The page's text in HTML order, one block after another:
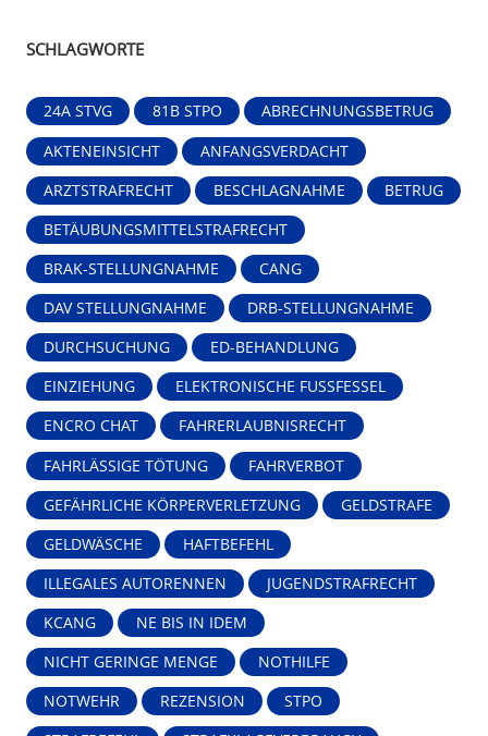
SCHLAGWORTE
24A STVG 81B STPO ABRECHNUNGSBETRUG
AKTENEINSICHT ANFANGSVERDACHT
ARZTSTRAFRECHT BESCHLAGNAHME BETRUG
BETÄUBUNGSMITTELSTRAFRECHT
BRAK-STELLUNGNAHME CANG
DAV STELLUNGNAHME DRB-STELLUNGNAHME
DURCHSUCHUNG ED-BEHANDLUNG
EINZIEHUNG ELEKTRONISCHE FUSSFESSEL
ENCRO CHAT FAHRERLAUBNISRECHT
FAHRLÄSSIGE TÖTUNG FAHRVERBOT
GEFÄHRLICHE KÖRPERVERLETZUNG GELDSTRAFE
GELDWÄSCHE HAFTBEFEHL
ILLEGALES AUTORENNEN JUGENDSTRAFRECHT
KCANG NE BIS IN IDEM
NICHT GERINGE MENGE NOTHILFE
NOTWEHR REZENSION STPO